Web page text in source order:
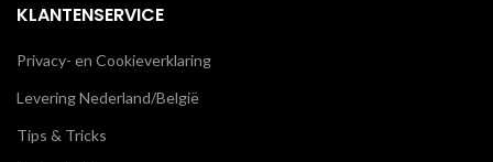
KLANTENSERVICE
Privacy- en Cookieverklaring
Levering Nederland/België
Tips & Tricks